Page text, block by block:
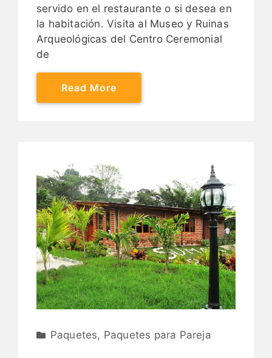
servido en el restaurante o si desea en
la habitación. Visita al Museo y Ruinas
Arqueológicas del Centro Ceremonial
de
Read More
Paquetes, Paquetes para Pareja